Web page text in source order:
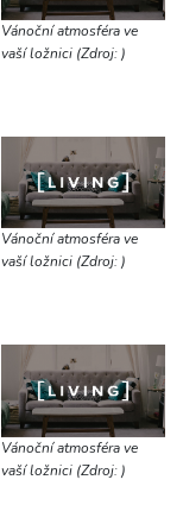
Vánoční atmosféra ve
vaší ložnici (Zdroj: )
Vánoční atmosféra ve
vaší ložnici (Zdroj: )
Vánoční atmosféra ve
vaší ložnici (Zdroj: )